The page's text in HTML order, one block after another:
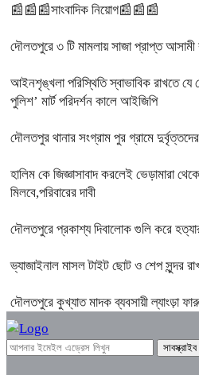
📰📰📰সাংবাদিক নিয়োগ📰📰📰
দৌলতপুরে ৩ টি মামলায় সাজা প্রাপ্ত আসামী
আইনশৃঙ্খলা পরিস্থিতি স্বাভাবিক রাখতে যে
পুলিশ’ মার্ট পরিদর্শন কালে আইজিপি
দৌলতপুর থানার সংগ্রাম পুর গ্রামে
হালিম কে জিজ্ঞাসাবাদ করলেই ভেড়ামারা
মিলবে,পরিবারের দাবী
দৌলতপুরে প্রকাশ্য দিবালোক গুলি করে
ভ্যাজাইনাল মাসল টাইট ছোট ও শেপ সুন্দর
দৌলতপুরে কুখ্যাত মাদক ব্যবসায়ী ল্যাংড়া